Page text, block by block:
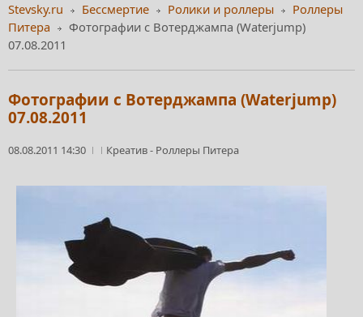
Stevsky.ru Бессмертие Ролики и роллеры
Роллеры
Питера
Фотографии с Вотерджампа (Waterjump)
07.08.2011
Фотографии с Вотерджампа (Waterjump)
07.08.2011
08.08.2011 14:30 Креатив- Роллеры Питера